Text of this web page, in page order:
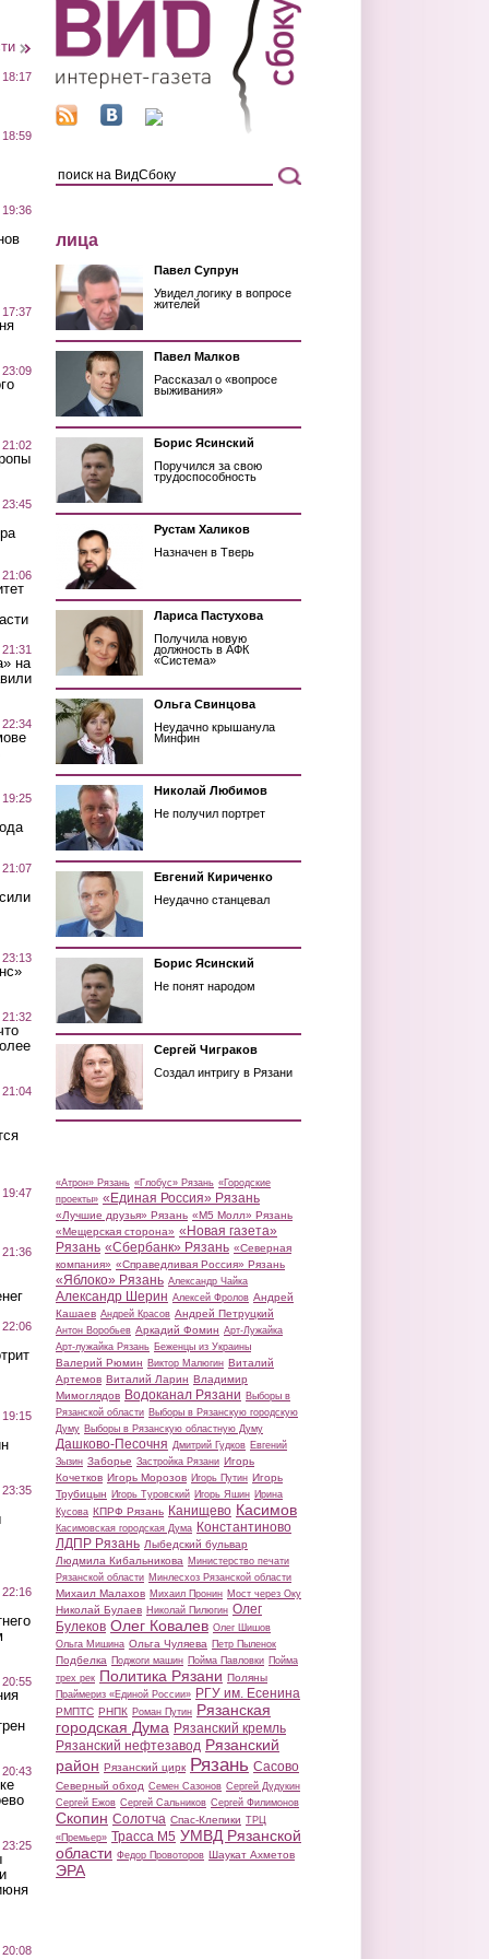
18:17
18:59
19:36
на
лица
Павел Супрун
Увидел логику в вопросе
жителей
Павел Малков
Рассказал о «вопросе
выживания»
Борис Ясинский
Поручился за свою
трудоспособность
Рустам Халиков
Назначен в Тверь
Лариса Пастухова
Получила новую
должность в АФК
«Система»
Ольга Свинцова
Неудачно крышанула
Минфин
Николай Любимов
Не получил портрет
Евгений Кириченко
Неудачно станцевал
Борис Ясинский
Не понят народом
Сергей Чиграков
Создал интригу в Рязани
«Атрон» Рязань «Глобус» Рязань «Городские
проекты» «Единая Россия» Рязань
«Лучшие друзья» Рязань «М5 Молл» Рязань
«Мещерская сторона» «Новая газета»
Рязань «Сбербанк» Рязань «Северная
компания» «Справедливая Россия» Рязань
«Яблоко» Рязань Александр Чайка
Александр Шерин Алексей Фролов Андрей
Кашаев Андрей Красов Андрей Петруцкий
Антон Воробьев Аркадий Фомин Арт-Лужайка
Арт-лужайка Рязань Беженцы из Украины
Валерий Рюмин Виктор Малюгин Виталий
Артемов Виталий Ларин Владимир
Мимоглядов Водоканал Рязани Выборы в
Рязанской области Выборы в Рязанскую городскую
Думу Выборы в Рязанскую областную Думу
Дашково-Песочня Дмитрий Гудков Евгений
Зызин Заборье Застройка Рязани Игорь
Кочетков Игорь Морозов Игорь Путин Игорь
Трубицын Игорь Туровский Игорь Яшин Ирина
Кусова КПРФ Рязань Канищево Касимов
Касимовская городская Дума Константиново
ЛДПР Рязань Лыбедский бульвар
Людмила Кибальникова Министерство печати
Рязанской области Минлесхоз Рязанской области
Михаил Малахов Михаил Пронин Мост через Оку
Николай Булаев Николай Пилюгин Олег
Булеков Олег Ковалев Олег Шишов
Ольга Мишина Ольга Чуляева Петр Пыленок
Подбелка Поджоги машин Пойма Павловки Пойма
трех рек Политика Рязани Поляны
Праймериз «Единой России» РГУ им. Есенина
РМПТС РНПК Роман Путин Рязанская
городская Дума Рязанский кремль
Рязанский нефтезавод Рязанский
район Рязанский цирк Рязань Сасово
Северный обход Семен Сазонов Сергей Дудукин
Сергей Ежов Сергей Сальников Сергей Филимонов
Скопин Солотча Спас-Клепики ТРЦ
«Премьер» Трасса М5 УМВД Рязанской
области Федор Провоторов Шаукат Ахметов
ЭРА